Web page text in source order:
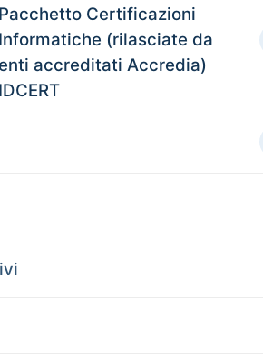
Pacchetto Certificazioni
Informatiche (rilasciate da
enti accreditati Accredia)
IDCERT